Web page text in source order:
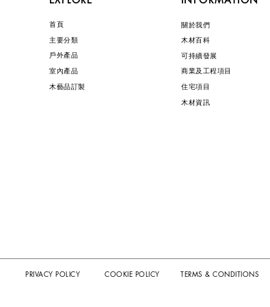
首頁
主要分類
戶外產品
室內產品
木藝品訂製
關於我們
木材百科
可持續發展
商業及工程項目
住宅項目
木材資訊
PRIVACY POLICY COOKIE POLICY TERMS & CONDITIONS